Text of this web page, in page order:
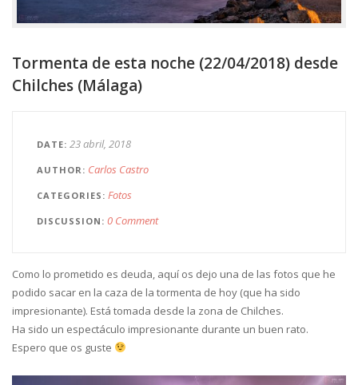
Tormenta de esta noche (22/04/2018) desde
Chilches (Málaga)
DATE 23 abril, 2018
AUTHOR Carlos Castro
CATEGORIES Fotos
DISCUSSION 0 Comment
Como lo prometido es deuda, aquí os dejo una de las fotos que he
podido sacar en la caza de la tormenta de hoy (que ha sido
impresionante). Está tomada desde la zona de Chilches.
Ha sido un espectáculo impresionante durante un buen rato.
Espero que os guste